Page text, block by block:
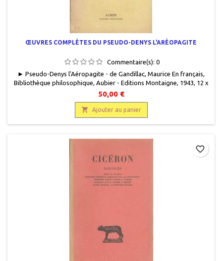
ŒUVRES COMPLÈTES DU PSEUDO-DENYS L'ARÉOPAGITE
Commentaire(s): 0
► Pseudo-Denys l'Aéropagite - de Gandillac, Maurice En français,
Bibliothèque philosophique, Aubier - Editions Montaigne, 1943, 12 x
18,5, 392 pages, broché, occasion. Couverture en bon état, ternie.
Dos et bords insolés. Quelques rousseurs. Bon état intérieur.
50,00 €
 Ajouter au panier
favorite_border